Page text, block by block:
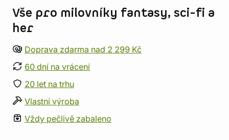
Vše pro milovníky fantasy, sci-fi a
her
Doprava zdarma nad 2 299 Kč
60 dní na vrácení
20 let na trhu
Vlastní výroba
Vždy pečlivě zabaleno